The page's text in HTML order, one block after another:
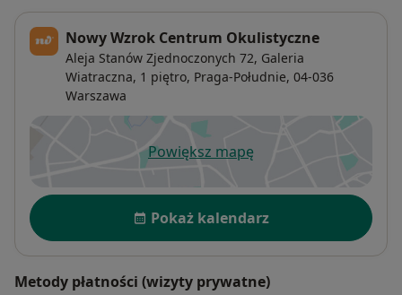
Nowy Wzrok Centrum Okulistyczne
Aleja Stanów Zjednoczonych 72, Galeria
Wiatraczna, 1 piętro, Praga-Południe, 04-036
Warszawa
Powiększ mapęotwiera się w nowej karcie
Dostępność
Pokaż kalendarz
Metody płatności (wizyty prywatne)